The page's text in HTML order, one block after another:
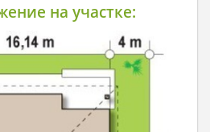
на участке: